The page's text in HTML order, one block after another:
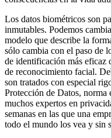
Los datos biométricos son
inmutables. Podemos
modelo que describe la
sólo cambia con el paso de
de identificación más eficaz
de reconocimiento facial.
son tratados con especial
Protección de Datos, norma
muchos expertos en
semanas en las que una
todo el mundo los vea y sin